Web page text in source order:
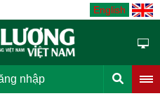
English
nhập